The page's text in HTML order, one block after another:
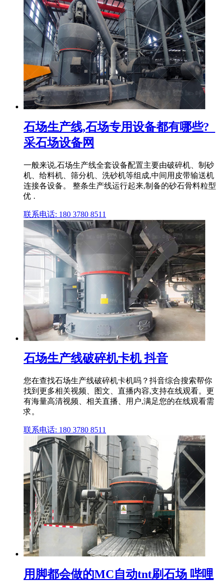
石场生产线,石场专用设备都有哪些?_
采石场设备网
一般来说,石场生产线全套设备配置主要由破碎机、制砂
机、给料机、筛分机、洗砂机等组成,中间用皮带输送机
连接各设备。 整条生产线运行起来,制备的砂石骨料粒型
优 .
联系电话: 180 3780 8511
石场生产线破碎机卡机 抖音
您在查找石场生产线破碎机卡机吗？抖音综合搜索帮你
找到更多相关视频、图文、直播内容,支持在线观看。更
有海量高清视频、相关直播、用户,满足您的在线观看需
求。
联系电话: 180 3780 8511
用脚都会做的MC自动tnt刷石场 哔哩